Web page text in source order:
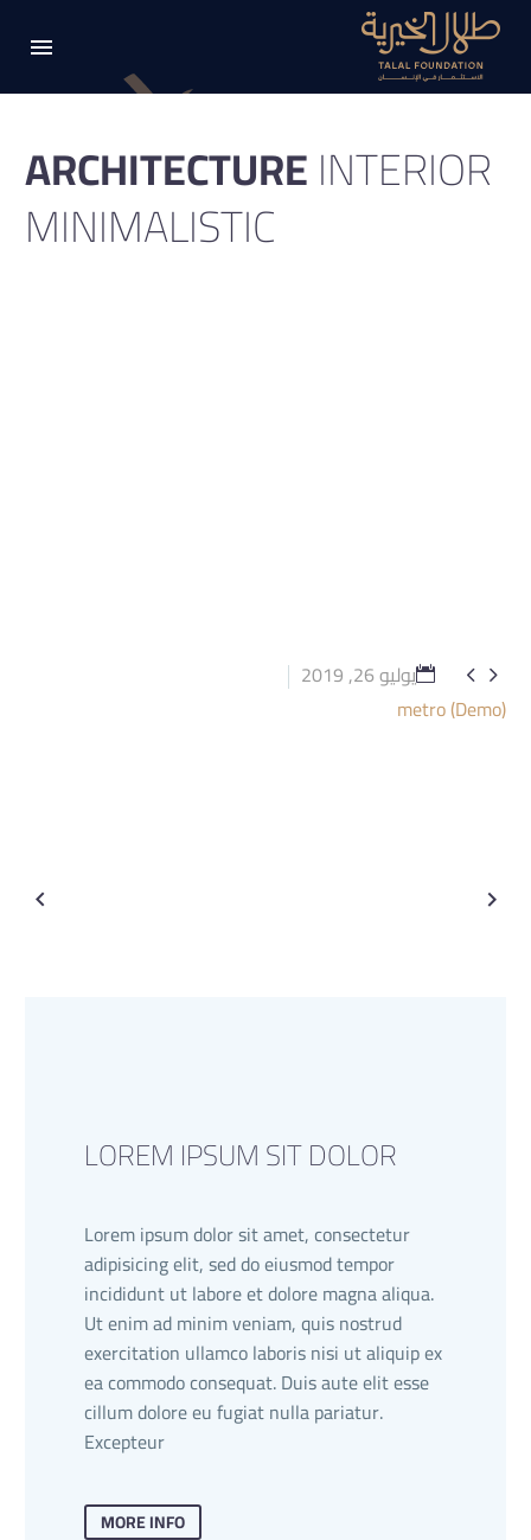
ARCHITECTUREINTERIOR
MINIMALISTIC
 
يوليو 26, 2019
metro (Demo)
LOREM IPSUM SIT DOLOR
Lorem ipsum dolor sit amet, consectetur
adipisicing elit, sed do eiusmod tempor
incididunt ut labore et dolore magna aliqua.
Ut enim ad minim veniam, quis nostrud
exercitation ullamco laboris nisi ut aliquip ex
ea commodo consequat. Duis aute elit esse
cillum dolore eu fugiat nulla pariatur.
Excepteur
MORE INFO